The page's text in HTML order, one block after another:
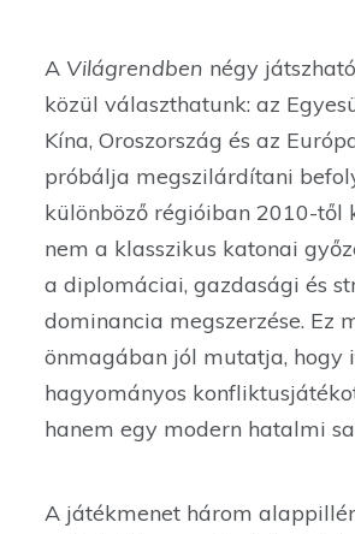
A Világrendben négy
közül választhatunk: az
Kína, Oroszország és az
próbálja megszilárdítani
különböző régióiban 2010-től
nem a klasszikus katonai
a diplomáciai, gazdasági és
dominancia megszerzése. Ez
önmagában jól mutatja, hogy
hagyományos
hanem egy modern hatalmi
A játékmenet három